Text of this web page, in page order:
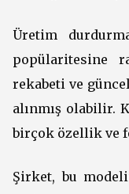
Üretim
popülaritesine
rekabeti ve
alınmış olabilir.
birçok özellik ve
Şirket, bu